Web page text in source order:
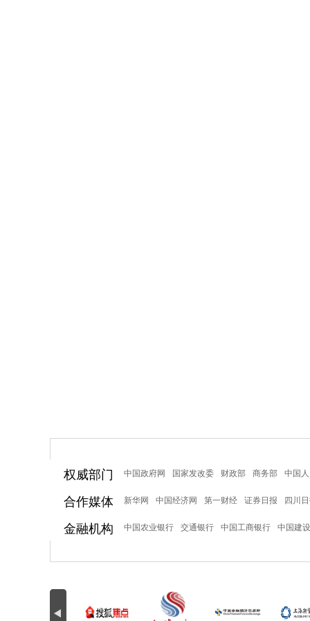
权威部门 中国政府网 国家发改委 财政部 商务部 中国
合作媒体 新华网 中国经济网 第一财经 证券日报 四川
金融机构 中国农业银行 交通银行 中国工商银行 中国建